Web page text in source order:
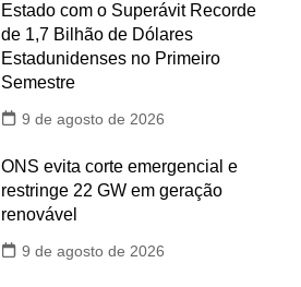
Estado com o Superávit Recorde
de 1,7 Bilhão de Dólares
Estadunidenses no Primeiro
Semestre
9 de agosto de 2026
ONS evita corte emergencial e
restringe 22 GW em geração
renovável
9 de agosto de 2026